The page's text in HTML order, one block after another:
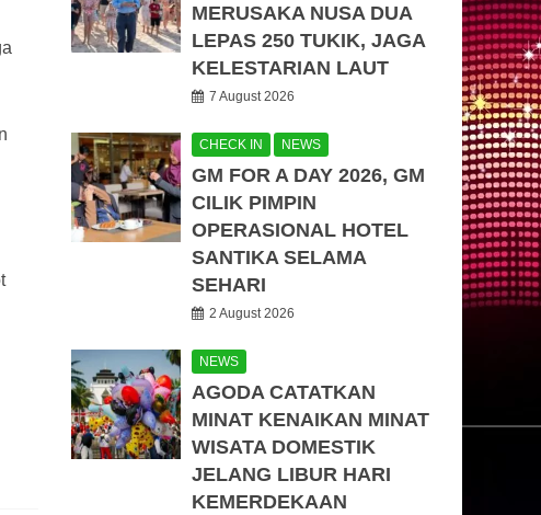
MERUSAKA NUSA DUA
LEPAS 250 TUKIK, JAGA
KELESTARIAN LAUT
7 August 2026
CHECK IN NEWS
GM FOR A DAY 2026, GM
CILIK PIMPIN
OPERASIONAL HOTEL
SANTIKA SELAMA
SEHARI
2 August 2026
NEWS
AGODA CATATKAN
MINAT KENAIKAN MINAT
WISATA DOMESTIK
JELANG LIBUR HARI
KEMERDEKAAN